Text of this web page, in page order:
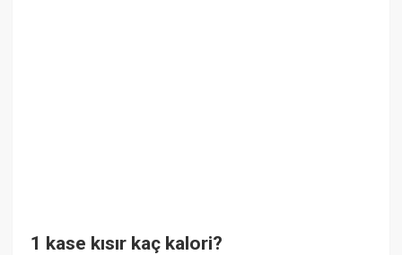
1 kase kısır kaç kalori?